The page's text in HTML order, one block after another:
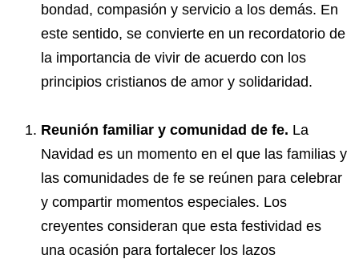
bondad, compasión y servicio a los demás. En
este sentido, se convierte en un recordatorio de
la importancia de vivir de acuerdo con los
principios cristianos de amor y solidaridad.
Reunión familiar y comunidad de fe. La
Navidad es un momento en el que las familias y
las comunidades de fe se reúnen para celebrar
y compartir momentos especiales. Los
creyentes consideran que esta festividad es
una ocasión para fortalecer los lazos